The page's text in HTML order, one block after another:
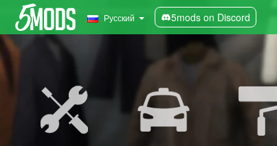
Русский 5mods on Discord